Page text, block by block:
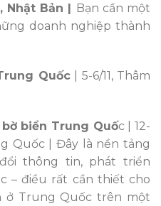
Nhật Bản | Bạn cần một
doanh nghiệp thành
Quốc| 5-6/11, Thâm
biển Trung Quốc | 12-
Quốc | Đây là nền tảng
thông tin, phát triển
– điều rất cần thiết cho
ở Trung Quốc trên một